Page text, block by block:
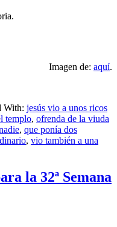
Imagen de: aquí.
With: jesús vio a unos ricos
templo, ofrenda de la viuda
, que ponía dos
, vio también a una
la 32ª Semana